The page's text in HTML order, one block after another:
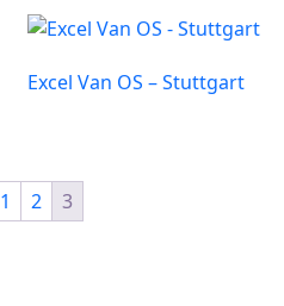
Excel Van OS – Stuttgart
1 2 3